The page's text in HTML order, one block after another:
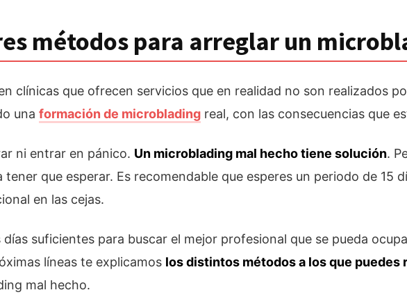
métodos para arreglar un
clínicas que ofrecen servicios que en realidad no son realizados
una formación de microblading real, con las consecuencias que
ni entrar en pánico. Un microblading mal hecho tiene solución.
que esperar. Es recomendable que esperes un periodo de 15
en las cejas.
días suficientes para buscar el mejor profesional que se pueda
líneas te explicamos los distintos métodos a los que puedes
mal hecho.